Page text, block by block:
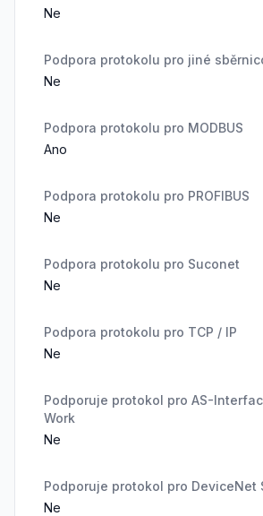
Ne
Podpora protokolu pro jiné
Ne
Podpora protokolu pro MODBUS
Ano
Podpora protokolu pro PROFIBUS
Ne
Podpora protokolu pro Suconet
Ne
Podpora protokolu pro TCP / IP
Ne
Podporuje protokol pro AS-
Work
Ne
Podporuje protokol pro DeviceNet
Ne